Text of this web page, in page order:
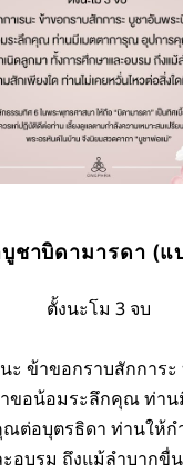
ชาบิดามารดา (แ
ตั้งนะโม 3 จบ
ะ ข้าขอกราบสักการ
ขอน้อมระลึกคุณ ท่า
ต่อบุตรธิดา ท่านให้ก
อบรม ถึงแม้ลำบาก